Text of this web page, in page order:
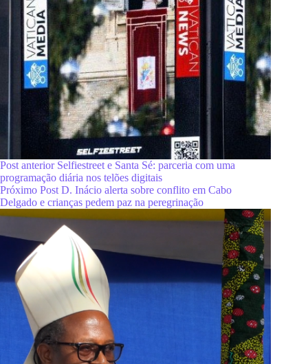
Postanterior Selfiestreet e Santa Sé: parceria com uma
programação diária nos telões digitais
Próximo Post D. Inácio alerta sobre conflito em Cabo
Delgado e crianças pedem paz na peregrinação